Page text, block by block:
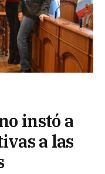
instó a
a las